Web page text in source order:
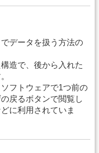
データを扱う方法の
造で、後から入れた
フトウェアで1つ前の
戻るボタンで閲覧し
に利用されていま